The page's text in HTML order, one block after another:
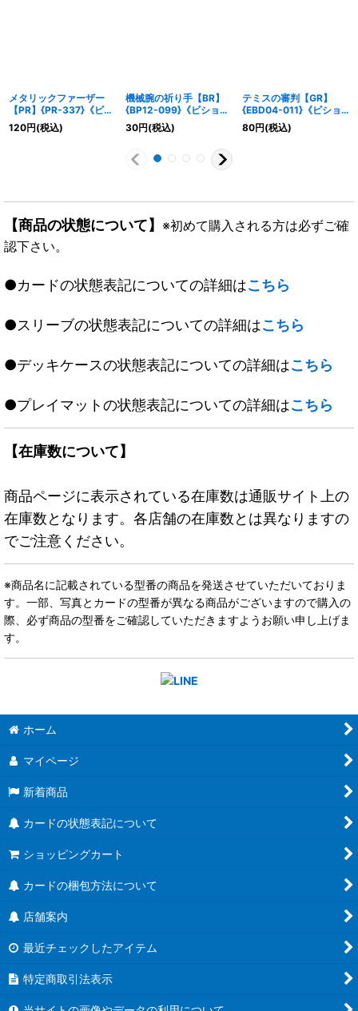
メタリックファーザー
【PR】{PR-337}《ビシ
ョップ》
120円(税込)
機械腕の祈り手【BR】
{BP12-099}《ビショッ
プ》
30円(税込)
テミスの審判【GR】
{EBD04-011}《ビショ
ップ》
80円(税込)
【商品の状態について】 ※初めて購入される方は必ずご確
認下さい。
●カードの状態表記についての詳細はこちら
●スリーブの状態表記についての詳細はこちら
●デッキケースの状態表記についての詳細はこちら
●プレイマットの状態表記についての詳細はこちら
【在庫数について】
商品ページに表示されている在庫数は通販サイト上の
在庫数となります。各店舗の在庫数とは異なりますの
でご注意ください。
※商品名に記載されている型番の商品を発送させていただいておりま
す。一部、写真とカードの型番が異なる商品がございますので購入の
際、必ず商品の型番をご確認していただきますようお願い申し上げま
す。
ホーム
マイページ
新着商品
カードの状態表記について
ショッピングカート
カードの梱包方法について
店舗案内
最近チェックしたアイテム
特定商取引法表示